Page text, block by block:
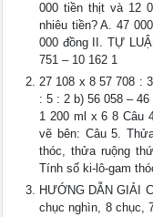
000 tiền thịt và 12
nhiêu tiền? A. 47
000 đồng II. TỰ
751 – 10 162 1
27 108 x 8 57 708 :
: 5 : 2 b) 56 058 –
1 200 ml x 6 8 Câu
vẽ bên: Câu 5.
thóc, thửa ruộng
Tính số ki-lô-gam
HƯỚNG DẪN GIẢI
chục nghìn, 8 chục,